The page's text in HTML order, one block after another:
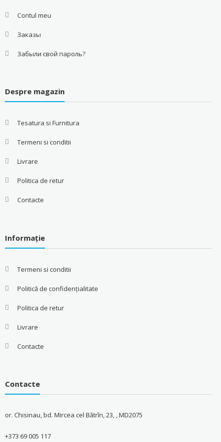
Contul meu
Заказы
Забыли свой пароль?
Despre magazin
Tesatura si Furnitura
Termeni si conditii
Livrare
Politica de retur
Contacte
Informație
Termeni si conditii
Politică de confidențialitate
Politica de retur
Livrare
Contacte
Contacte
or. Chisinau, bd. Mircea cel Bătrîn, 23, , MD2075
+373 69 005 117